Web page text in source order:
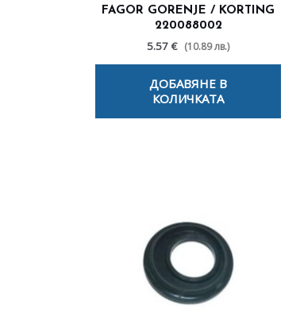
FAGOR GORENJE / KORTING
220088002
5.57 € (10.89 лв.)
ДОБАВЯНЕ В
КОЛИЧКАТА